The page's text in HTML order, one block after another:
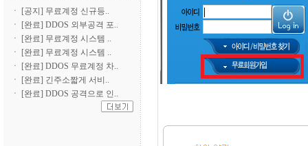
ㆍ
[공지] 무료계정 신규등..
ㆍ
[완료] DDOS 외부공격 포..
ㆍ
[완료] 무료계정 시스템 ..
ㆍ
[완료] 무료계정 시스템 ..
ㆍ
[완료] DDOS 무료계정 차..
ㆍ
[완료] 긴주소짧게 서비..
ㆍ
[완료] DDOS 공격으로 인..